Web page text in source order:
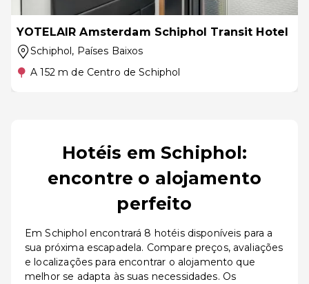
YOTELAIR Amsterdam Schiphol Transit Hotel
Schiphol, Países Baixos
A 152 m de Centro de Schiphol
Hotéis em Schiphol:
encontre o alojamento
perfeito
Em Schiphol encontrará 8 hotéis disponíveis para a
sua próxima escapadela. Compare preços, avaliações
e localizações para encontrar o alojamento que
melhor se adapta às suas necessidades. Os